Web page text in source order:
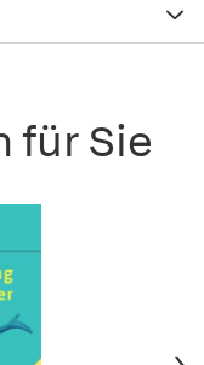
für Sie